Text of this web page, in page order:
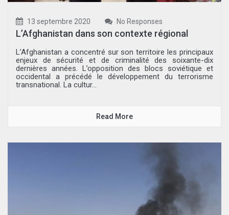
13 septembre 2020 No Responses
L’Afghanistan dans son contexte régional
L’Afghanistan a concentré sur son territoire les principaux
enjeux de sécurité et de criminalité des soixante-dix
dernières années. L’opposition des blocs soviétique et
occidental a précédé le développement du terrorisme
transnational. La cultur...
Read More